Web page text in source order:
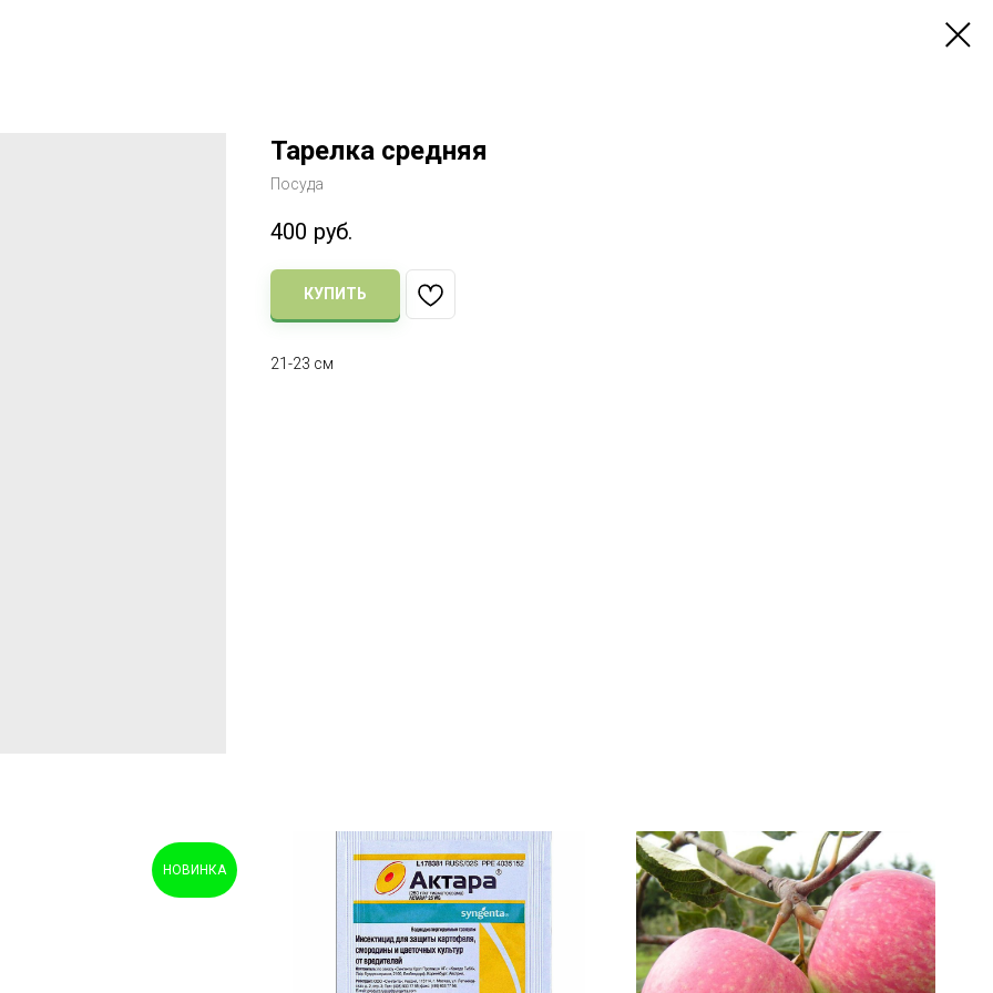
Тарелка средняя
Посуда
400 руб.
КУПИТЬ
21-23 см
НОВИНКА